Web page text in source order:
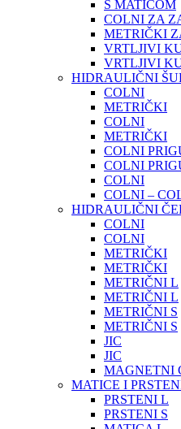
S MATICOM
COLNI ZA
METRIČKI
VRTLJIVI
VRTLJIVI
HIDRAULIČNI
COLNI
METRIČKI
COLNI
METRIČKI
COLNI
COLNI
COLNI
COLNI –
HIDRAULIČNI
COLNI
COLNI
METRIČKI
METRIČKI
METRIČNI L
METRIČNI L
METRIČNI S
METRIČNI S
JIC
JIC
MAGNETNI
MATICE I
PRSTENI L
PRSTENI S